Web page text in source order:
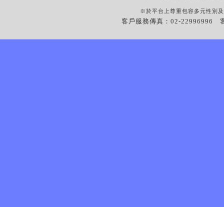
※於平台上尊重包容多元性別
客戶服務傳真：02-22996996